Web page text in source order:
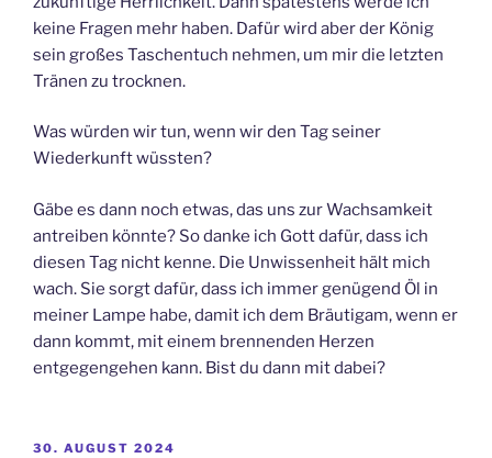
keine Fragen mehr haben. Dafür wird aber der König
sein großes Taschentuch nehmen, um mir die letzten
Tränen zu trocknen.
Was würden wir tun, wenn wir den Tag seiner
Wiederkunft wüssten?
Gäbe es dann noch etwas, das uns zur Wachsamkeit
antreiben könnte? So danke ich Gott dafür, dass ich
diesen Tag nicht kenne. Die Unwissenheit hält mich
wach. Sie sorgt dafür, dass ich immer genügend Öl in
meiner Lampe habe, damit ich dem Bräutigam, wenn er
dann kommt, mit einem brennenden Herzen
entgegengehen kann. Bist du dann mit dabei?
VERÖFFENTLICHT
30. AUGUST 2024